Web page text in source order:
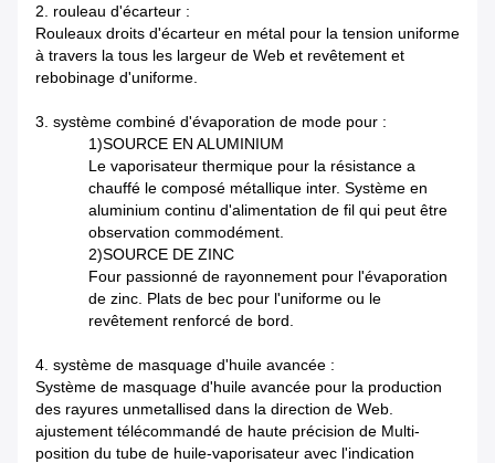
2. rouleau d'écarteur :
Rouleaux droits d'écarteur en métal pour la tension uniforme
à travers la tous les largeur de Web et revêtement et
rebobinage d'uniforme.
3. système combiné d'évaporation de mode pour :
1)SOURCE EN ALUMINIUM
Le vaporisateur thermique pour la résistance a
chauffé le composé métallique inter. Système en
aluminium continu d'alimentation de fil qui peut être
observation commodément.
2)SOURCE DE ZINC
Four passionné de rayonnement pour l'évaporation
de zinc. Plats de bec pour l'uniforme ou le
revêtement renforcé de bord.
4. système de masquage d'huile avancée :
Système de masquage d'huile avancée pour la production
des rayures unmetallised dans la direction de Web.
ajustement télécommandé de haute précision de Multi-
position du tube de huile-vaporisateur avec l'indication